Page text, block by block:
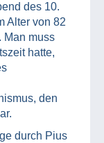
des 10.
Alter von 82
Man muss
hatte,
den
durch Pius